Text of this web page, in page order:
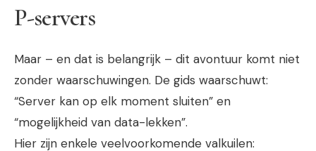
P-servers
Maar – en dat is belangrijk – dit avontuur komt niet
zonder waarschuwingen. De gids waarschuwt:
“Server kan op elk moment sluiten” en
“mogelijkheid van data-lekken”.
Hier zijn enkele veelvoorkomende valkuilen: